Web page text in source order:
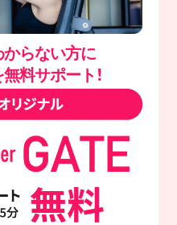
らない方に
料サポート！